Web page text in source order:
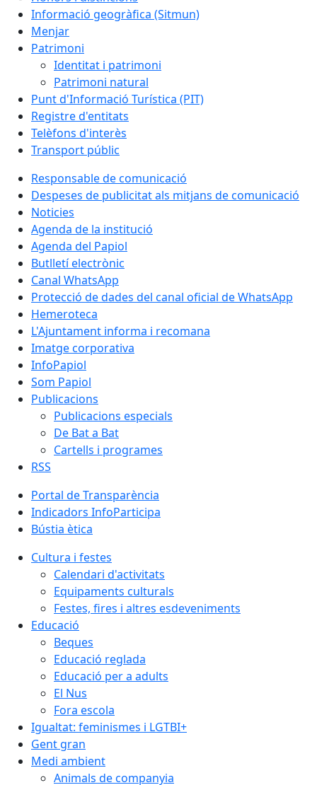
Informació geogràfica (Sitmun)
Menjar
Patrimoni
Identitat i patrimoni
Patrimoni natural
Punt d'Informació Turística (PIT)
Registre d'entitats
Telèfons d'interès
Transport públic
Responsable de comunicació
Despeses de publicitat als mitjans de comunicació
Noticies
Agenda de la institució
Agenda del Papiol
Butlletí electrònic
Canal WhatsApp
Protecció de dades del canal oficial de WhatsApp
Hemeroteca
L'Ajuntament informa i recomana
Imatge corporativa
InfoPapiol
Som Papiol
Publicacions
Publicacions especials
De Bat a Bat
Cartells i programes
RSS
Portal de Transparència
Indicadors InfoParticipa
Bústia ètica
Cultura i festes
Calendari d'activitats
Equipaments culturals
Festes, fires i altres esdeveniments
Educació
Beques
Educació reglada
Educació per a adults
El Nus
Fora escola
Igualtat: feminismes i LGTBI+
Gent gran
Medi ambient
Animals de companyia